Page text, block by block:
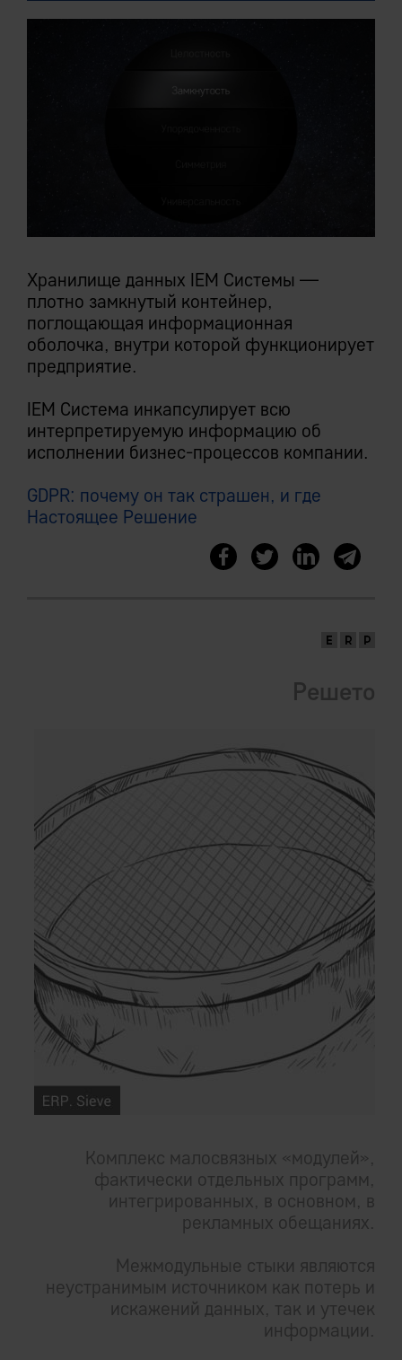
Хранилище данных IEM Системы —
плотно замкнутый контейнер,
поглощающая информационная
оболочка, внутри которой функционирует
предприятие.
IEM Система инкапсулирует всю
интерпретируемую информацию об
исполнении бизнес-процессов компании.
GDPR: почему он так страшен, и где
Настоящее Решение
Решето
Комплекс малосвязных «модулей»,
фактически отдельных программ,
интегрированных, в основном, в
рекламных обещаниях.
Межмодульные стыки являются
неустранимым источником как потерь и
искажений данных, так и утечек
информации.